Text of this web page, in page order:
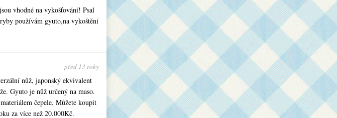
vhodné na vykošťování! Psal
používám gyuto,na vykoštění
před 13 roky
nůž, japonský ekvivalent
Gyuto je nůž určený na maso.
čepele. Můžete koupit
za více než 20.000Kč.